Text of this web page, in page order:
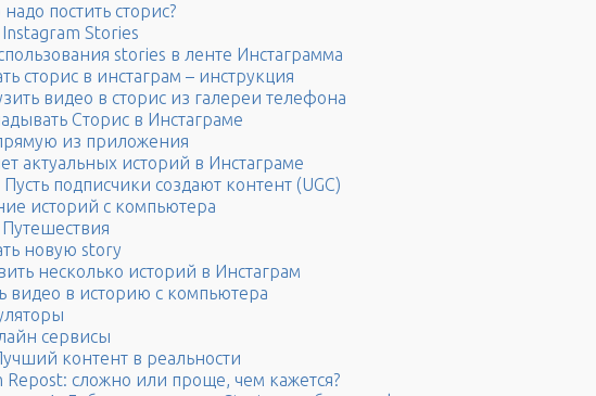
надо постить сторис?
Stories
stories в ленте Инстаграмма
сторис в инстаграм – инструкция
видео в сторис из галереи телефона
Сторис в Инстаграме
из приложения
актуальных историй в Инстаграме
подписчики создают контент (UGC)
историй с компьютера
новую story
несколько историй в Инстаграм
видео в историю с компьютера
сервисы
контент в реальности
Repost: сложно или проще, чем кажется?